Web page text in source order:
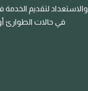
والاستعداد لتقديم
في حالات الطوارئ